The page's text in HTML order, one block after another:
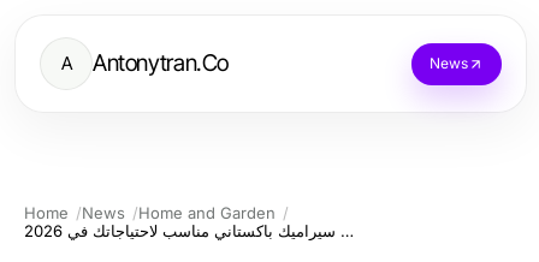
A Antonytran.Co News
Home News
Home and Garden
كيفية اختيار تركيب سيراميك باكستاني مناسب لاحتياجاتك في 2026